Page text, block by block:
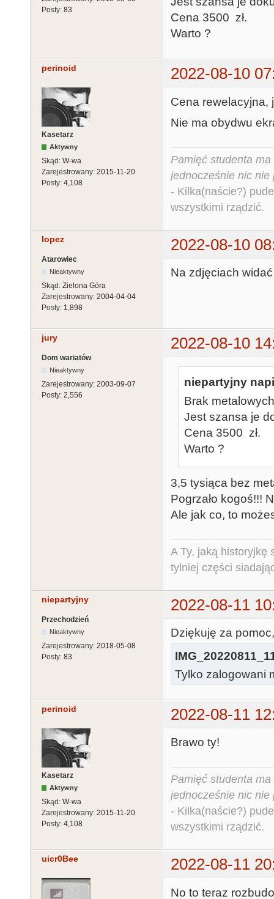
Posty: 83
Cena 3500 zł.
Warto ?
perinoid 2022-08-10
Kasetarz
Aktywny
Skąd: W-wa
Zarejestrowany: 2015-11-20
Posty: 4,108
Cena rewelacyjna,
Nie ma obydwu
Pamięć studenta
jednocześnie nic nie
- Kilka(naście?)
wszystkimi rządzić.
lopez 2022-08-10
Atarowiec
Nieaktywny
Skąd: Zielona Góra
Zarejestrowany: 2004-04-04
Posty: 1,898
Na zdjęciach
jury 2022-08-10
Dom wariatów
Nieaktywny
Zarejestrowany: 2003-09-07
Posty: 2,556
niepartyjny
Brak
Jest szansa je
Cena 3500 zł.
Warto ?
3,5 tysiąca bez
Pogrzało kogoś!!!
Ale jak co, to
A Ty, jaką historyjkę
tylniej części
niepartyjny 2022-08-11
Przechodzień
Nieaktywny
Zarejestrowany: 2018-05-08
Posty: 83
Dziękuję za
Tylko zalogowani
perinoid 2022-08-11
Kasetarz
Aktywny
Skąd: W-wa
Zarejestrowany: 2015-11-20
Posty: 4,108
Brawo ty!
Pamięć studenta
jednocześnie nic nie
- Kilka(naście?)
wszystkimi rządzić.
uicr0Bee 2022-08-11
No to teraz